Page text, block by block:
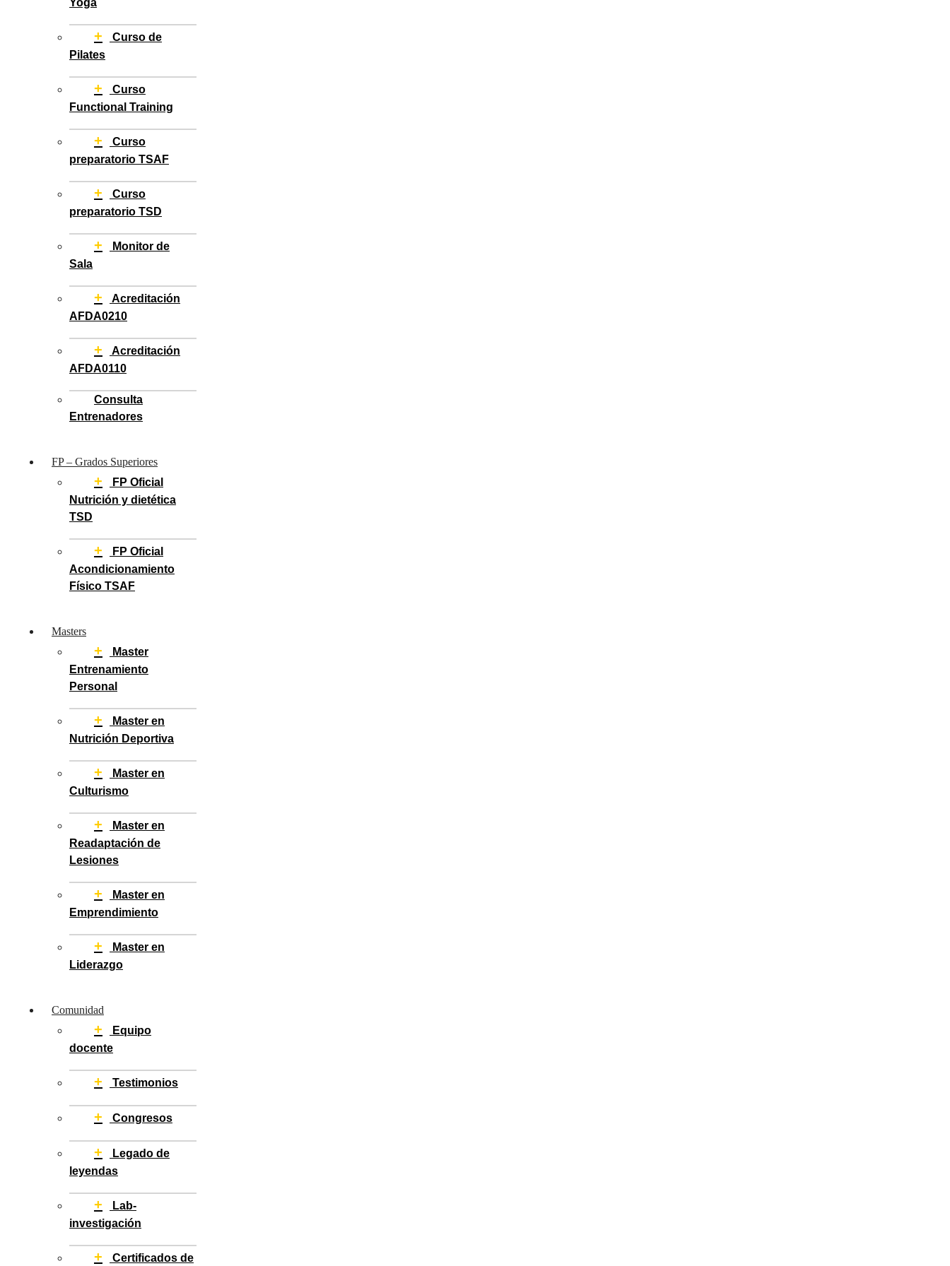
Yoga
+
Curso de
Pilates
+
Curso
Functional Training
+
Curso
preparatorio TSAF
+
Curso
preparatorio TSD
+
Monitor de
Sala
+
Acreditación
AFDA0210
+
Acreditación
AFDA0110
Consulta
Entrenadores
FP – Grados Superiores
+
FP Oficial
Nutrición y dietética
TSD
+
FP Oficial
Acondicionamiento
Físico TSAF
Masters
+
Master
Entrenamiento
Personal
+
Master en
Nutrición Deportiva
+
Master en
Culturismo
+
Master en
Readaptación de
Lesiones
+
Master en
Emprendimiento
+
Master en
Liderazgo
Comunidad
+
Equipo
docente
+ Testimonios
+ Congresos
+
Legado de
leyendas
+
Lab-
investigación
+ Certificados de